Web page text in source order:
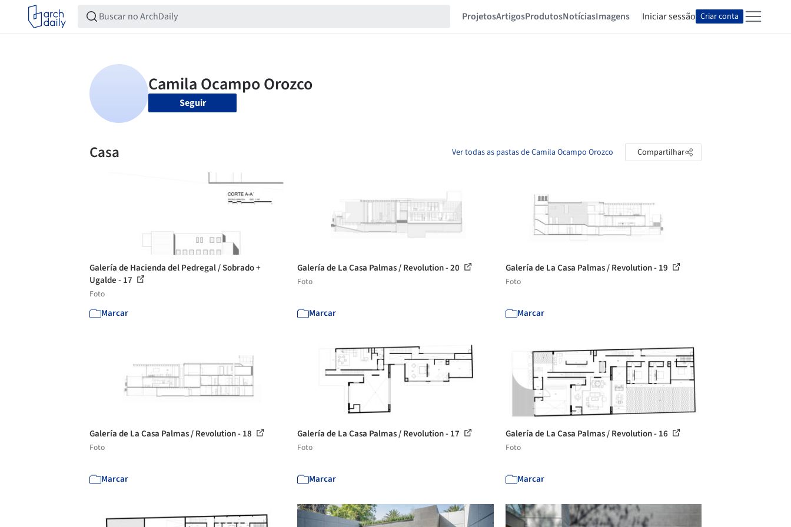
ProjetosArtigosProdutosNotíciasImagens Iniciar sessão Criar conta
Seguir
Casa Ver todas as pastas de Camila Ocampo Orozco Compartilhar
Galería de Hacienda del Pedregal / Sobrado +
Ugalde - 17
Foto
Marcar
Galería de La Casa Palmas / Revolution - 20
Foto
Marcar
Galería de La Casa Palmas / Revolution - 19
Foto
Marcar
Galería de La Casa Palmas / Revolution - 18
Foto
Marcar
Galería de La Casa Palmas / Revolution - 17
Foto
Marcar
Galería de La Casa Palmas / Revolution - 16
Foto
Marcar